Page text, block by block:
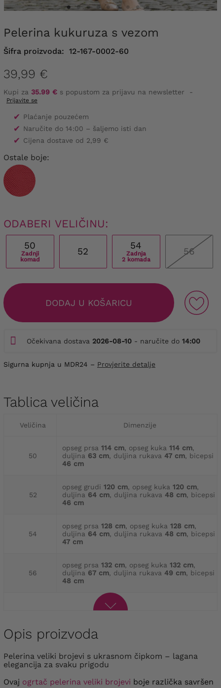
pelerina kukuruza s vezom
Šifra proizvoda: 12-167-0002-60
39,99 €
Kupi za 35.99 € s popustom za prijavu na newsletter -
Prijavite se
✔ Plaćanje pouzećem
✔ Naručite do 14:00 – šaljemo isti dan
✔ Cijena dostave od 2,99 €
Ostale boje:
ODABERI VELIČINU:
50
Zadnji
komad
52
54
Zadnja
2 komada
56
DODAJ U KOŠARICU
Očekivana dostava 2026-08-10 - naručite do 14:00
Sigurna kupnja u MDR24 – Provjerite detalje
Tablica veličina
Veličina Dimenzije
50
opseg prsa 114 cm, opseg kuka 114 cm,
duljina 63 cm, duljina rukava 47 cm, bicepsi
46 cm
52
opseg grudi 120 cm, opseg kuka 120 cm,
duljina 64 cm, duljina rukava 48 cm, bicepsi
46 cm
54
opseg prsa 128 cm, opseg kuka 128 cm,
duljina 64 cm, duljina rukava 48 cm, bicepsi
47 cm
56
opseg prsa 132 cm, opseg kuka 132 cm,
duljina 67 cm, duljina rukava 49 cm, bicepsi
48 cm
Opis proizvoda
pelerina veliki brojevi s ukrasnom čipkom – lagana
elegancija za svaku prigodu
Ovaj ogrtač pelerina veliki brojevi boje različka savršen